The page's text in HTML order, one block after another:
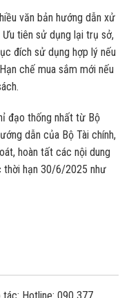
văn bản hướng dẫn xử
tiên sử dụng lại trụ sở,
đích sử dụng hợp lý nếu
chế mua sắm mới nếu
đạo thống nhất từ Bộ
dẫn của Bộ Tài chính,
hoàn tất các nội dung
thời hạn 30/6/2025 như